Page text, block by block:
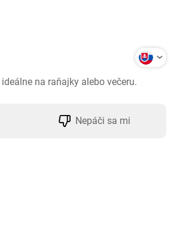
na raňajky alebo večeru.
Nepáči sa mi